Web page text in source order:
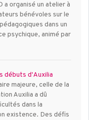
a organisé un atelier à
bénévoles sur le
dans un
psychique, animé par
débuts d'Auxilia
majeure, celle de la
Auxilia a dû
dans la
existence. Des défis